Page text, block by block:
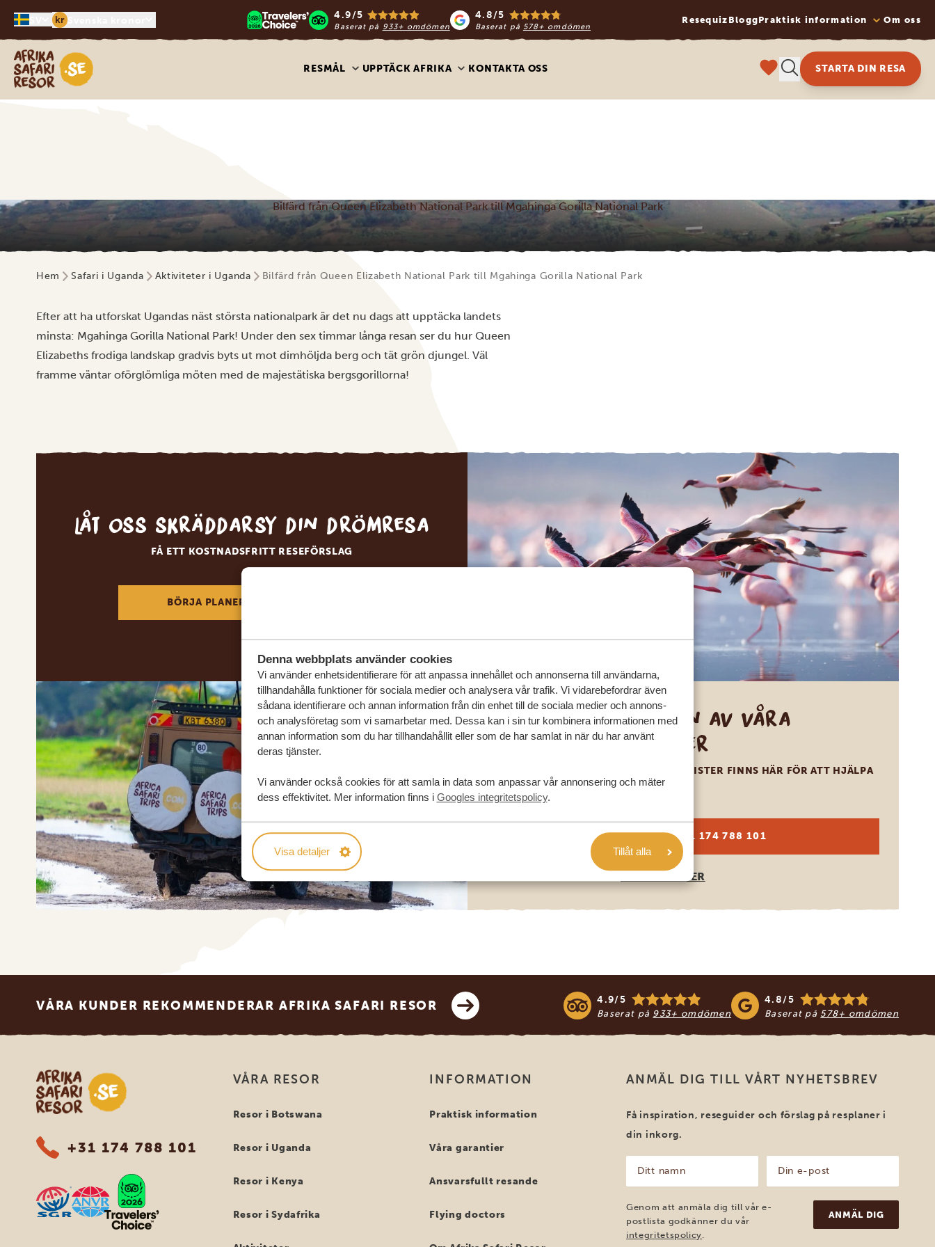
Denna webbplats använder cookies
Vi använder enhetsidentifierare för att anpassa innehållet och annonserna till användarna,
tillhandahålla funktioner för sociala medier och analysera vår trafik. Vi vidarebefordrar även
sådana identifierare och annan information från din enhet till de sociala medier och annons-
och analysföretag som vi samarbetar med. Dessa kan i sin tur kombinera informationen med
annan information som du har tillhandahållit eller som de har samlat in när du har använt
deras tjänster.
Vi använder också cookies för att samla in data som anpassar vår annonsering och mäter
dess effektivitet. Mer information finns i Googles integritetspolicy.
Visa detaljer Tillåt alla
kr 4.9/5
Baserat på 933+ omdömen
4.8/5
Baserat på 578+ omdömen
Resequiz BloggPraktisk information Om oss
Safari-resor i Afrika
RESMÅL UPPTÄCK AFRIKA KONTAKTA OSS STARTA DIN RESA
Bilfärd från Queen Elizabeth National Park till Mgahinga Gorilla National Park
Hem Safari i Uganda Aktiviteter i Uganda Bilfärd från Queen Elizabeth National Park till Mgahinga Gorilla National Park
Efter att ha utforskat Ugandas näst största nationalpark är det nu dags att upptäcka landets
minsta: Mgahinga Gorilla National Park! Under den sex timmar långa resan ser du hur Queen
Elizabeths frodiga landskap gradvis byts ut mot dimhöljda berg och tät grön djungel. Väl
framme väntar oförglömliga möten med de majestätiska bergsgorillorna!
Låt oss skräddarsy din drömresa
FÅ ETT KOSTNADSFRITT RESEFÖRSLAG
BÖRJA PLANERA DIN DRÖMRESA
Ring en av våra
experter
VÅRA SPECIALISTER FINNS HÄR FÖR ATT HJÄLPA
DIG
SV:+31 174 788 101
OLIKA LÄNDER
VÅRA KUNDER REKOMMENDERAR AFRIKA SAFARI RESOR 4.9/5
Baserat på 933+ omdömen
4.8/5
Baserat på 578+ omdömen
Safari-resor i Afrika
+31 174 788 101
VÅRA RESOR
Resor i Botswana
Resor i Uganda
Resor i Kenya
Resor i Sydafrika
INFORMATION
Praktisk information
Våra garantier
Ansvarsfullt resande
Flying doctors
ANMÄL DIG TILL VÅRT NYHETSBREV
Få inspiration, reseguider och förslag på resplaner i
din inkorg.
namn
(Obligatoriskt)
post
(Obligatoriskt)
Genom att anmäla dig till vår e-
postlista godkänner du vår
integritetspolicy.